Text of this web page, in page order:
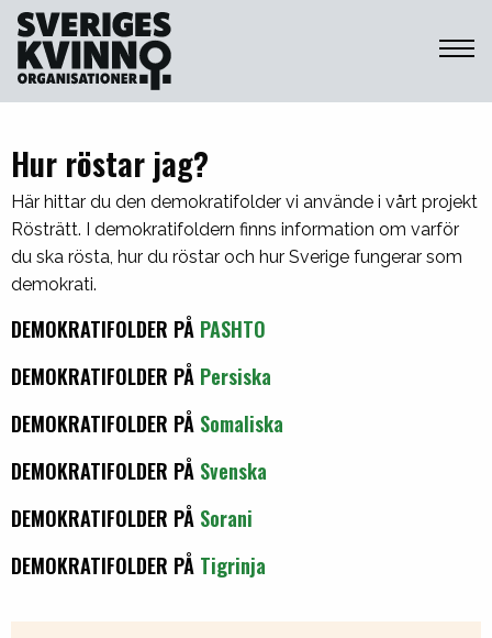
Sveriges Kvinnoorganisationer
Hur röstar jag?
Här hittar du den demokratifolder vi använde i vårt projekt
Rösträtt. I demokratifoldern finns information om varför
du ska rösta, hur du röstar och hur Sverige fungerar som
demokrati.
DEMOKRATIFOLDER PÅ PASHTO
DEMOKRATIFOLDER PÅ Persiska
DEMOKRATIFOLDER PÅ Somaliska
DEMOKRATIFOLDER PÅ Svenska
DEMOKRATIFOLDER PÅ Sorani
DEMOKRATIFOLDER PÅ Tigrinja